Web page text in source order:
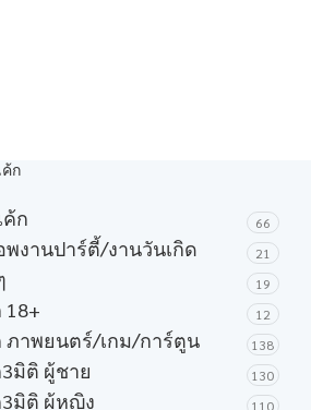
ค้ก
ค้ก 66
พงานปาร์ตี้/งานวันเกิด 21
19
18+ 12
ภาพยนตร์/เกม/การ์ตูน 138
3มิติ ผู้ชาย 130
3มิติ ผู้หญิง 110